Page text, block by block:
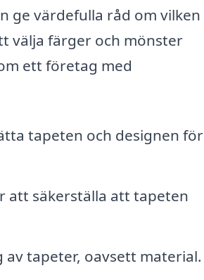
ge värdefulla råd om vilken
välja färger och mönster
ett företag med
tapeten och designen för
att säkerställa att tapeten
tapeter, oavsett material.